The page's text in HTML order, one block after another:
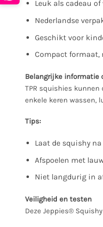
Leuk als cadeau
Nederlandse
Geschikt voor
Compact formaat,
Belangrijke informatie
TPR squishies
enkele keren wassen,
Tips:
Laat de squishy
Afspoelen met
Niet langdurig in
Veiligheid en testen
Deze Jeppies®